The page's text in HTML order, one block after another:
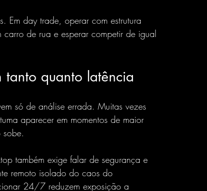
Em day trade, operar com estrutura
de rua e esperar competir de igual
tanto quanto latência
só de análise errada. Muitas vezes
aparecer em momentos de maior
também exige falar de segurança e
remoto isolado do caos do
24/7 reduzem exposição a